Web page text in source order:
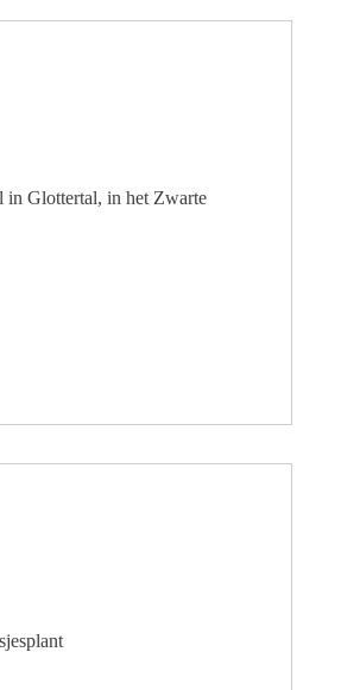
in Glottertal, in het Zwarte